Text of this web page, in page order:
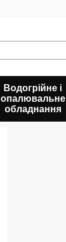
Водогрійне і
опалювальне
обладнання